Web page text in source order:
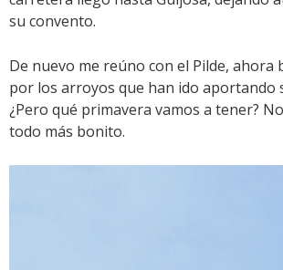
su convento.
De nuevo me reúno con el Pilde, ahora
por los arroyos que han ido aportando
¿Pero qué primavera vamos a tener?
todo más bonito.